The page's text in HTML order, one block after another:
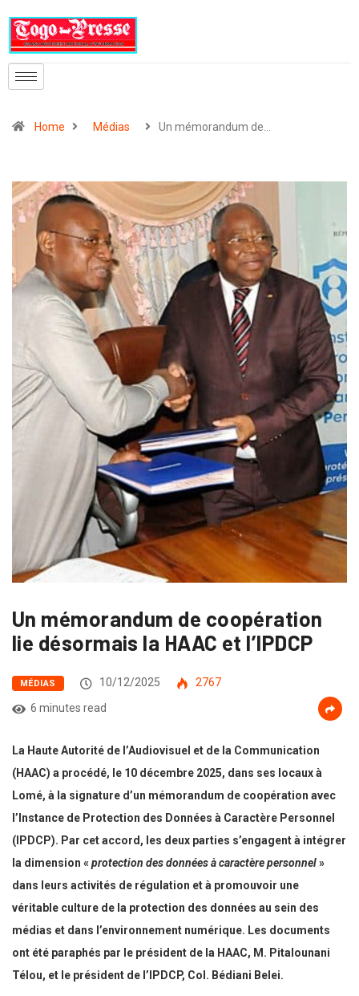
Home Médias Un mémorandum de…
Un mémorandum de coopération
lie désormais la HAAC et l’IPDCP
MÉDIAS 10/12/2025
2767
6 minutes read
La Haute Autorité de l’Audiovisuel et de la Communication
(HAAC) a procédé, le 10 décembre 2025, dans ses locaux à
Lomé, à la signature d’un mémorandum de coopération avec
l’Instance de Protection des Données à Caractère Personnel
(IPDCP). Par cet accord, les deux parties s’engagent à intégrer
la dimension «protection des données à caractère personnel»
dans leurs activités de régulation et à promouvoir une
véritable culture de la protection des données au sein des
médias et dans l’environnement numérique. Les documents
ont été paraphés par le président de la HAAC, M. Pitalounani
Télou, et le président de l’IPDCP, Col. Bédiani Belei.